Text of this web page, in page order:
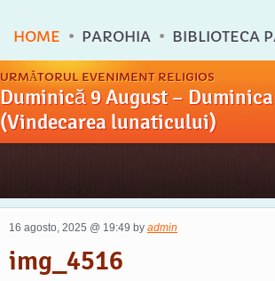
HOME PAROHIA BIBLIOTECA
URMĂTORUL EVENIMENT RELIGIOS
Duminică 9 August –
(Vindecarea lunaticului)
16 agosto, 2025 @ 19:49 by admin
img_4516